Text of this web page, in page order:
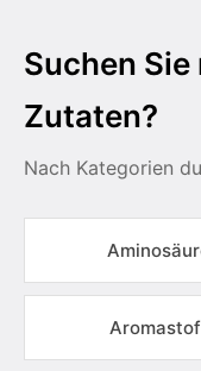
Suchen
Zutaten?
Nach Kategorien